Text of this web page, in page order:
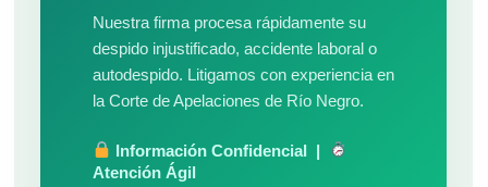
Nuestra firma procesa rápidamente su
despido injustificado, accidente laboral o
autodespido. Litigamos con experiencia en
la Corte de Apelaciones de Río Negro.
Información Confidencial |
Atención Ágil